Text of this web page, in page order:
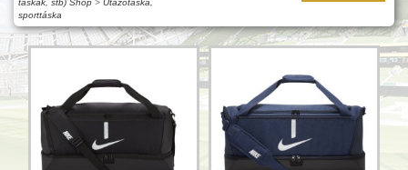
táskák, stb) Shop > Utazótáska,
sporttáska